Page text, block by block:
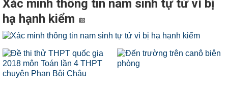
Xác minh thông tin nam sinh tự tử vì bị
hạ hạnh kiểm